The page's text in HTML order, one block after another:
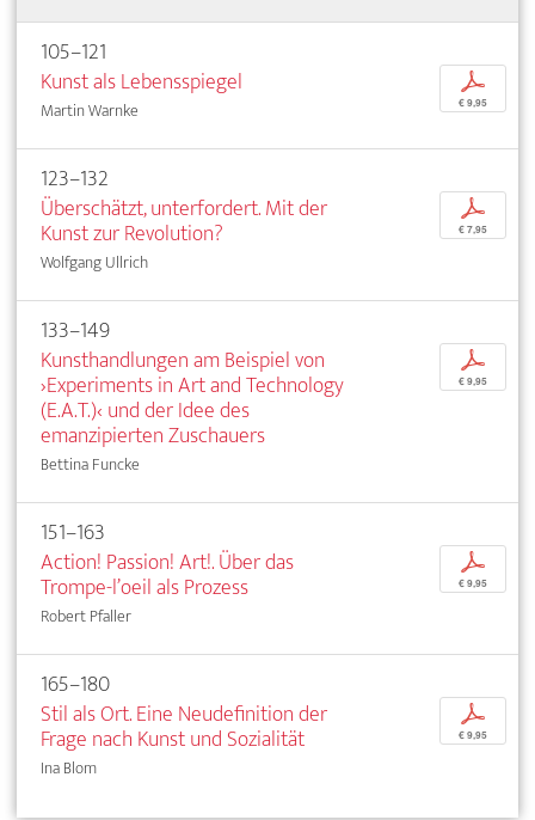
105–121
Kunst als Lebensspiegel
Martin Warnke
p
€ 9,95
123–132
Überschätzt, unterfordert. Mit der
Kunst zur Revolution?
Wolfgang Ullrich
p
€ 7,95
133–149
Kunsthandlungen am Beispiel von
›Experiments in Art and Technology
(E.A.T.)‹ und der Idee des
emanzipierten Zuschauers
Bettina Funcke
p
€ 9,95
151–163
Action! Passion! Art!. Über das
Trompe-l’oeil als Prozess
Robert Pfaller
p
€ 9,95
165–180
Stil als Ort. Eine Neudefinition der
Frage nach Kunst und Sozialität
Ina Blom
p
€ 9,95